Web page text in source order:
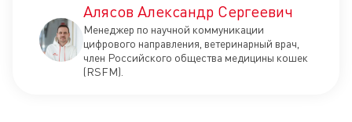
Алясов Александр Сергеевич
Менеджер по научной коммуникации
цифрового направления, ветеринарный врач,
член Российского общества медицины кошек
(RSFM).